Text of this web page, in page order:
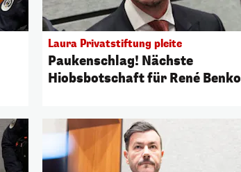
Laura Privatstiftung pleite
Paukenschlag! Nächste
Hiobsbotschaft für René Benko